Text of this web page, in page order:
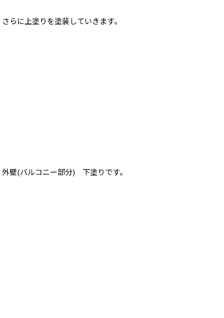
さらに上塗りを塗装していきます。
外壁(バルコニー部分) 下塗りです。